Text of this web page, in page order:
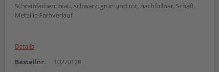
Schreibfarben: blau, schwarz, grün und rot, nachfüllbar, Schaft:
Metallic-Farbverlauf
Details
Bestellnr.
10270128